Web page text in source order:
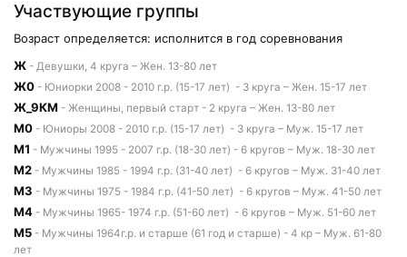
Участвующие группы
Возраст определяется: исполнится в год соревнования
Ж - Девушки, 4 круга – Жен. 13-80 лет
Ж0 - Юниорки 2008 - 2010 г.р. (15-17 лет) - 3 круга – Жен. 15-17 лет
Ж_9КМ - Женщины, первый старт - 2 круга – Жен. 13-80 лет
М0 - Юниоры 2008 - 2010 г.р. (15-17 лет) - 3 круга – Муж. 15-17 лет
М1 - Мужчины 1995 - 2007 г.р. (18-30 лет) - 6 кругов – Муж. 18-30 лет
М2 - Мужчины 1985 - 1994 г.р. (31-40 лет) - 6 кругов – Муж. 31-40 лет
М3 - Мужчины 1975 - 1984 г.р. (41-50 лет) - 6 кругов – Муж. 41-50 лет
М4 - Мужчины 1965- 1974 г.р. (51-60 лет) - 6 кругов – Муж. 51-60 лет
М5 - Мужчины 1964г.р. и старше (61 год и старше) - 4 кр – Муж. 61-80
лет